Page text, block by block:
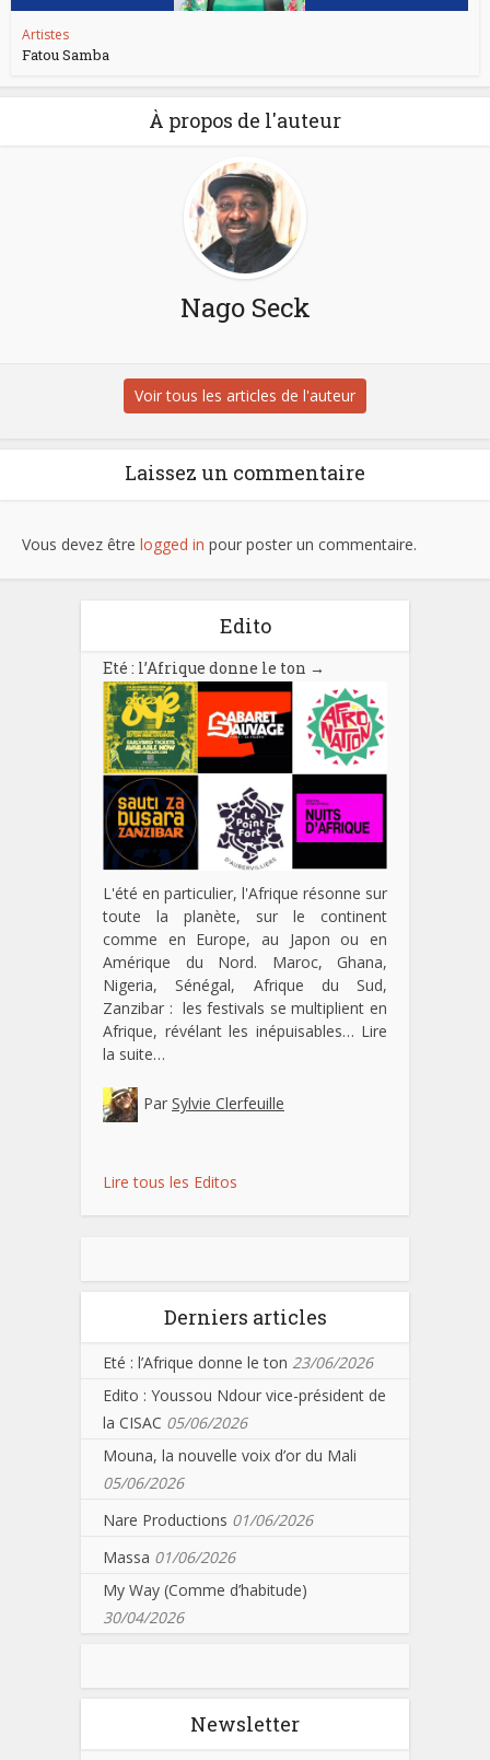
Artistes
Fatou Samba
À propos de l'auteur
Nago Seck
Voir tous les articles de l'auteur
Laissez un commentaire
Vous devez être logged in pour poster un commentaire.
Edito
Eté : l’Afrique donne le ton →
L'été en particulier, l'Afrique résonne sur
toute la planète, sur le continent
comme en Europe, au Japon ou en
Amérique du Nord. Maroc, Ghana,
Nigeria, Sénégal, Afrique du Sud,
Zanzibar : les festivals se multiplient en
Afrique, révélant les inépuisables… Lire
la suite…
Par Sylvie Clerfeuille
Lire tous les Editos
Derniers articles
Eté : l’Afrique donne le ton 23/06/2026
Edito : Youssou Ndour vice-président de
la CISAC 05/06/2026
Mouna, la nouvelle voix d’or du Mali
05/06/2026
Nare Productions 01/06/2026
Massa 01/06/2026
My Way (Comme d’habitude)
30/04/2026
Newsletter